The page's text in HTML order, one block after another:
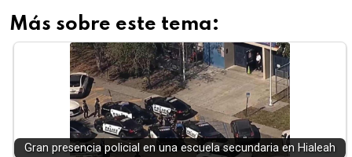
Más sobre este tema:
Gran presencia policial en una escuela secundaria en Hialeah